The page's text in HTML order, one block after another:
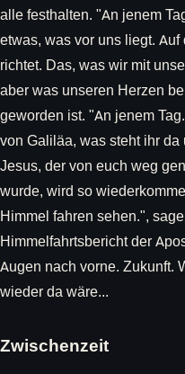
alle festhalten. "An jenem
etwas, was vor uns liegt.
richtet. Das, was wir mit
aber was unseren Herzen
geworden ist. "An jenem
von Galiläa, was steht ihr
Jesus, der von euch weg
wurde, wird so
Himmel fahren sehen.",
Himmelfahrtsbericht der
Augen nach vorne. Zukunft.
wieder da wäre...
Zwischenzeit